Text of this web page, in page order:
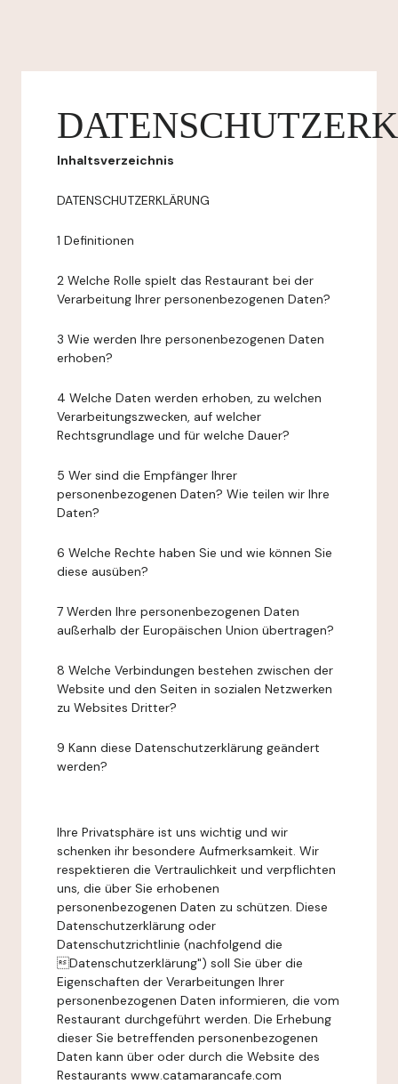
Inhaltsverzeichnis
DATENSCHUTZERKLÄRUNG
1 Definitionen
2 Welche Rolle spielt das Restaurant bei der
Verarbeitung Ihrer personenbezogenen Daten?
3 Wie werden Ihre personenbezogenen Daten
erhoben?
4 Welche Daten werden erhoben, zu welchen
Verarbeitungszwecken, auf welcher
Rechtsgrundlage und für welche Dauer?
5 Wer sind die Empfänger Ihrer
personenbezogenen Daten? Wie teilen wir Ihre
Daten?
6 Welche Rechte haben Sie und wie können Sie
diese ausüben?
7 Werden Ihre personenbezogenen Daten
außerhalb der Europäischen Union übertragen?
8 Welche Verbindungen bestehen zwischen der
Website und den Seiten in sozialen Netzwerken
zu Websites Dritter?
9 Kann diese Datenschutzerklärung geändert
werden?
Ihre Privatsphäre ist uns wichtig und wir
schenken ihr besondere Aufmerksamkeit. Wir
respektieren die Vertraulichkeit und verpflichten
uns, die über Sie erhobenen
personenbezogenen Daten zu schützen. Diese
Datenschutzerklärung oder
Datenschutzrichtlinie (nachfolgend die
Datenschutzerklärung") soll Sie über die
Eigenschaften der Verarbeitungen Ihrer
personenbezogenen Daten informieren, die vom
Restaurant durchgeführt werden. Die Erhebung
dieser Sie betreffenden personenbezogenen
Daten kann über oder durch die Website des
Restaurants www.catamarancafe.com